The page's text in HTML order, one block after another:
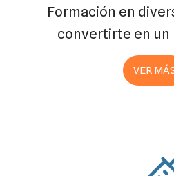
Formación en
convertirte en un
VER